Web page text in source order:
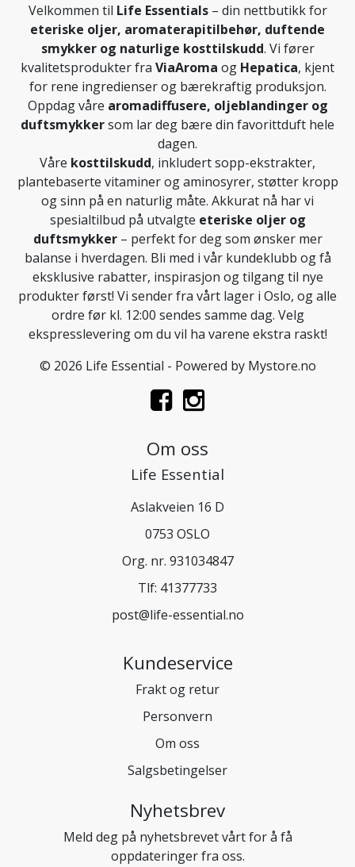
Velkommen til Life Essentials– din nettbutikk for
eteriske oljer, aromaterapitilbehør, duftende
smykker og naturlige kosttilskudd. Vi fører
kvalitetsprodukter fra ViaAroma og Hepatica, kjent
for rene ingredienser og bærekraftig produksjon.
Oppdag våre aromadiffusere, oljeblandinger og
duftsmykkersom lar deg bære din favorittduft hele
dagen.
Våre kosttilskudd, inkludert sopp-ekstrakter,
plantebaserte vitaminer og aminosyrer, støtter kropp
og sinn på en naturlig måte. Akkurat nå har vi
spesialtilbud på utvalgte eteriske oljer og
duftsmykker– perfekt for deg som ønsker mer
balanse i hverdagen. Bli med i vår kundeklubb og få
eksklusive rabatter, inspirasjon og tilgang til nye
produkter først! Vi sender fra vårt lager i Oslo, og alle
ordre før kl. 12:00 sendes samme dag. Velg
ekspresslevering om du vil ha varene ekstra raskt!
© 2026 Life Essential - Powered by Mystore.no
Om oss
Life Essential
Aslakveien 16 D
0753 OSLO
Org. nr. 931034847
Tlf: 41377733
post@life-essential.no
Kundeservice
Frakt og retur
Personvern
Om oss
Salgsbetingelser
Nyhetsbrev
Meld deg på nyhetsbrevet vårt for å få
oppdateringer fra oss.